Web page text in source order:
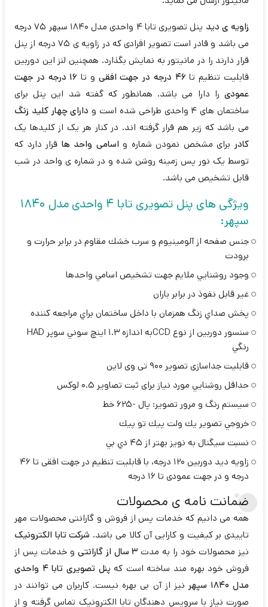
زاویه ی دید
پنل تصویری تابا 4 واحدی مدل 1840 سپهر 75 درجه
می باشد و قادر است تصویر افرادی که در زاویه ی 75 درجه از پنل
قرار دارند را در مانیتور به نمایش بگذارد. همچنین لنز این دوربین
قابلیت تنظیم تا46 درجه در جهت افقی و تا
16 درجه در جهت
عمودی را دارا می باشد. همانطور که گفته شد این پنل برای
ساختمان های 4 واحدی طراحی شده است و
دارای چهار کلید زنگ
می باشد که زیر هم قرار گرفته اند. در کنار هر یک از کلیدها یک
کادر برای مشخص نمودن شماره واسامی واحد ها قرار دارد که
توسط یک نور پس زمینه روشن شده و در شماره ی واحد در شب
قابل تشخیص می باشد.
ویژگی های پنل تصویری تابا 4 واحدی مدل 1840
سپهر:
جنس صفحه از آلومينيوم و سرب خشك مقاوم در برابر حرارت و
برودت
وجود روشنايي ملايم جهت تشخيص اسامي واحدها
غير قابل نفوذ در برابر باران
پخش صداي زنگ همزمان با داخل ساختمان براي مراجعه كننده
سنسور دوربين از نوع CCDبه اندازه 1.3 اينچ سوني سوپر HAD
رنگي
قابلیت جداسازی تصویر 900 تی وی لاین
حداقل روشنايي مورد نیاز برای ثبت تصاویر 0.5 لوكس
سيستم رنگ و مرور تصوير: پال -625 خط
خروجي تصوير يك ولت پيك تو پيك
نسبت سيگنال به نويز بهتر از 45 دي بي
زاويه ديد دوربين 120 درجه، با قابلیت تنظیم در جهت افقی تا 46
درجه و در جهت عمودی تا 16 درجه
ضمانت نامه ی محصولات
همه می دانیم که خدمات پس از فروش و گارانتی محصولات مهر
تاییدی بر کیفیت و کارایی آن کالا می باشد. شرکت تابا الکترونیک
نیز محصولات خود را به مدت 3 سال از گارانتی
و خدمات پس از
فروش خود بهره مند ساخته است که
پنل تصویری تابا 4 واحدی
مدل 1840 سپهر
نیز از آن بی بهره نیست. کاربران می توانند در
صورت نیاز با سرویس دهندگان تابا الکترونیک تماس گرفته و از